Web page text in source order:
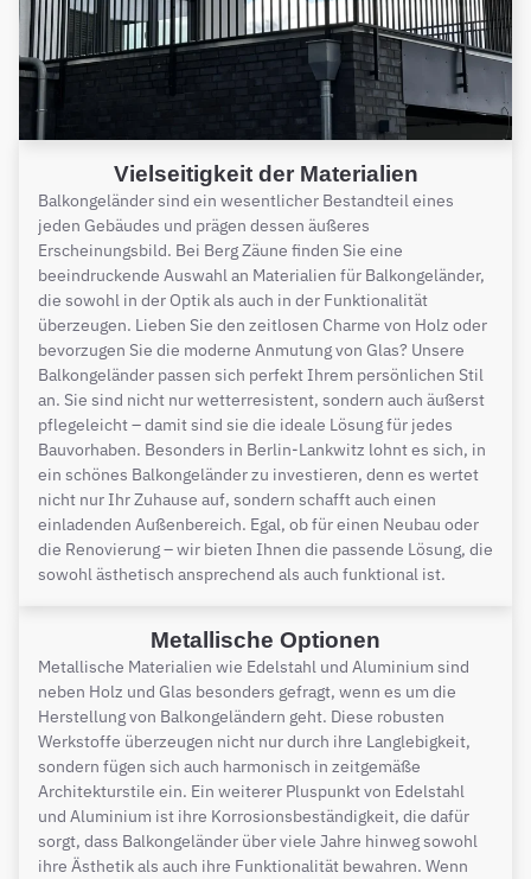
Vielseitigkeit der Materialien
Balkongeländer sind ein wesentlicher Bestandteil eines
jeden Gebäudes und prägen dessen äußeres
Erscheinungsbild. Bei Berg Zäune finden Sie eine
beeindruckende Auswahl an Materialien für Balkongeländer,
die sowohl in der Optik als auch in der Funktionalität
überzeugen. Lieben Sie den zeitlosen Charme von Holz oder
bevorzugen Sie die moderne Anmutung von Glas? Unsere
Balkongeländer passen sich perfekt Ihrem persönlichen Stil
an. Sie sind nicht nur wetterresistent, sondern auch äußerst
pflegeleicht – damit sind sie die ideale Lösung für jedes
Bauvorhaben. Besonders in Berlin-Lankwitz lohnt es sich, in
ein schönes Balkongeländer zu investieren, denn es wertet
nicht nur Ihr Zuhause auf, sondern schafft auch einen
einladenden Außenbereich. Egal, ob für einen Neubau oder
die Renovierung – wir bieten Ihnen die passende Lösung, die
sowohl ästhetisch ansprechend als auch funktional ist.
Metallische Optionen
Metallische Materialien wie Edelstahl und Aluminium sind
neben Holz und Glas besonders gefragt, wenn es um die
Herstellung von Balkongeländern geht. Diese robusten
Werkstoffe überzeugen nicht nur durch ihre Langlebigkeit,
sondern fügen sich auch harmonisch in zeitgemäße
Architekturstile ein. Ein weiterer Pluspunkt von Edelstahl
und Aluminium ist ihre Korrosionsbeständigkeit, die dafür
sorgt, dass Balkongeländer über viele Jahre hinweg sowohl
ihre Ästhetik als auch ihre Funktionalität bewahren. Wenn